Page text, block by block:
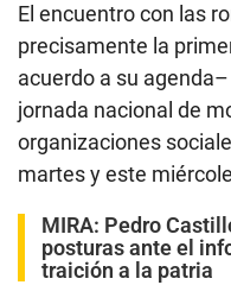
El encuentro con las
precisamente la
acuerdo a su
jornada nacional de
organizaciones
martes y este
MIRA: Pedro
posturas ante el
traición a la patria